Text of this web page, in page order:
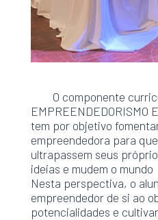
O componente
EMPREENDEDORISMO
tem por objetivo
empreendedora para
ultrapassem seus
ideias e mudem o
Nesta perspectiva, o
empreendedor de si ao
potencialidades e